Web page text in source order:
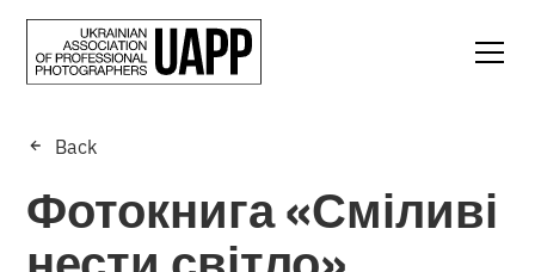
Back
Фотокнига «Сміливі